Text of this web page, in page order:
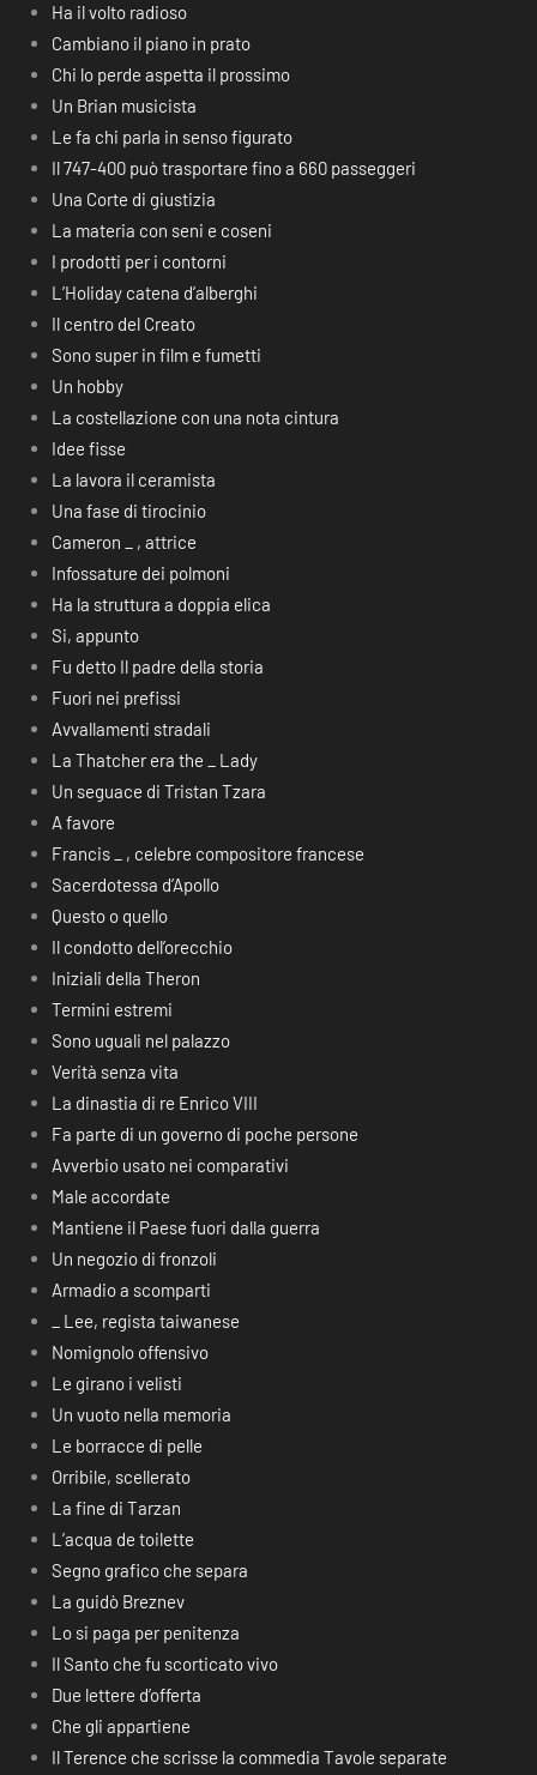
Ha il volto radioso
Cambiano il piano in prato
Chi lo perde aspetta il prossimo
Un Brian musicista
Le fa chi parla in senso figurato
Il 747-400 può trasportare fino a 660 passeggeri
Una Corte di giustizia
La materia con seni e coseni
I prodotti per i contorni
L’Holiday catena d’alberghi
Il centro del Creato
Sono super in film e fumetti
Un hobby
La costellazione con una nota cintura
Idee fisse
La lavora il ceramista
Una fase di tirocinio
Cameron _ , attrice
Infossature dei polmoni
Ha la struttura a doppia elica
Si, appunto
Fu detto Il padre della storia
Fuori nei prefissi
Avvallamenti stradali
La Thatcher era the _ Lady
Un seguace di Tristan Tzara
A favore
Francis _ , celebre compositore francese
Sacerdotessa d’Apollo
Questo o quello
Il condotto dell’orecchio
Iniziali della Theron
Termini estremi
Sono uguali nel palazzo
Verità senza vita
La dinastia di re Enrico VIII
Fa parte di un governo di poche persone
Avverbio usato nei comparativi
Male accordate
Mantiene il Paese fuori dalla guerra
Un negozio di fronzoli
Armadio a scomparti
_ Lee, regista taiwanese
Nomignolo offensivo
Le girano i velisti
Un vuoto nella memoria
Le borracce di pelle
Orribile, scellerato
La fine di Tarzan
L’acqua de toilette
Segno grafico che separa
La guidò Breznev
Lo si paga per penitenza
Il Santo che fu scorticato vivo
Due lettere d’offerta
Che gli appartiene
Il Terence che scrisse la commedia Tavole separate